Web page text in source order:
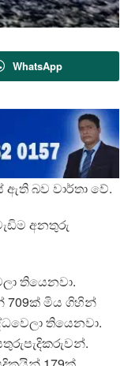
WhatsApp
බව වාර්තා වේ.
අනතුරු
තියෙනවා.
709ක් මිය ගිහින්
තියෙනවා.